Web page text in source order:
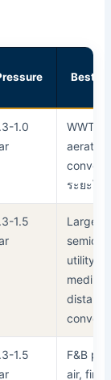
Best
1.0
WWTP
ระยะใก
1.5
Large
utility,
1.5
F&B
air, fine